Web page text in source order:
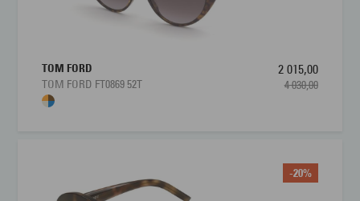
TOM FORD
TOM FORD FT0869 52T
2 015,00
4 030,00
-20%